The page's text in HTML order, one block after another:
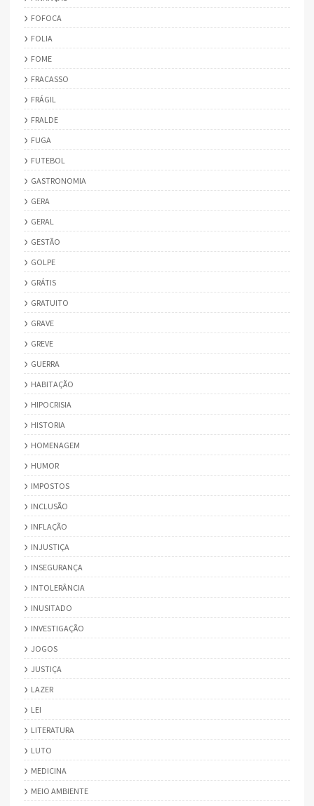
FOFOCA
FOLIA
FOME
FRACASSO
FRÁGIL
FRALDE
FUGA
FUTEBOL
GASTRONOMIA
GERA
GERAL
GESTÃO
GOLPE
GRÁTIS
GRATUITO
GRAVE
GREVE
GUERRA
HABITAÇÃO
HIPOCRISIA
HISTORIA
HOMENAGEM
HUMOR
IMPOSTOS
INCLUSÃO
INFLAÇÃO
INJUSTIÇA
INSEGURANÇA
INTOLERÂNCIA
INUSITADO
INVESTIGAÇÃO
JOGOS
JUSTIÇA
LAZER
LEI
LITERATURA
LUTO
MEDICINA
MEIO AMBIENTE